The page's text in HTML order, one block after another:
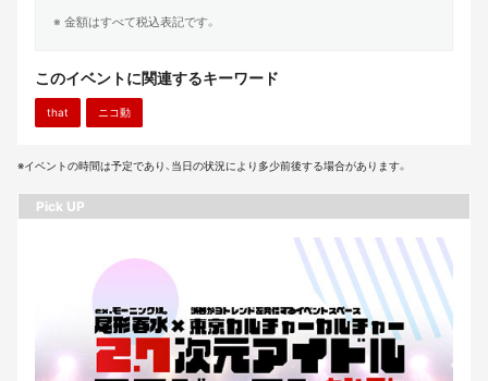
※ 金額はすべて税込表記です。
このイベントに関連するキーワード
that ニコ動
※イベントの時間は予定であり、当日の状況により多少前後する場合があります。
Pick UP